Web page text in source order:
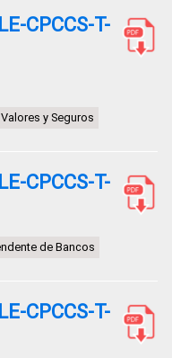
CPCCS-T-
y Seguros
CPCCS-T-
de Bancos
CPCCS-T-